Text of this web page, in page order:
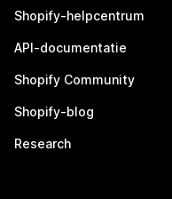
Shopify-helpcentrum
API-documentatie
Shopify Community
Shopify-blog
Research